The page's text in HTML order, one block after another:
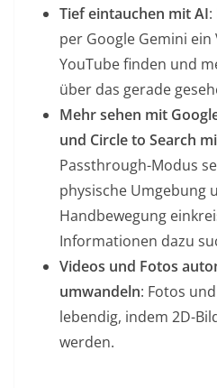
Tief eintauchen mit AI
per Google Gemini
YouTube finden und
über das gerade
Mehr sehen mit
und Circle to Search
Passthrough-Modus
physische Umgebung
Handbewegung
Informationen dazu
Videos und Fotos
umwandeln: Fotos
lebendig, indem 2D-
werden.